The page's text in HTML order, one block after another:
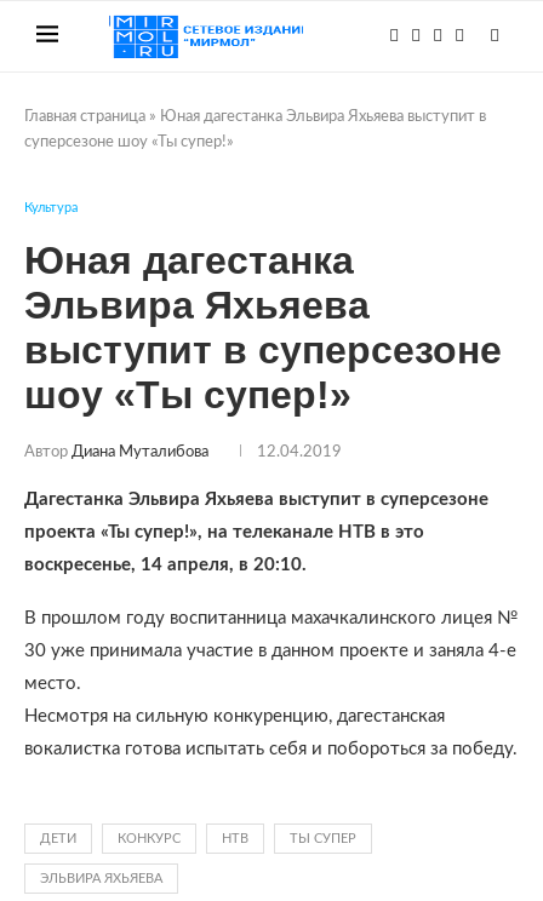
Главная страница » Юная дагестанка Эльвира Яхьяева выступит в
суперсезоне шоу «Ты супер!»
Культура
Юная дагестанка
Эльвира Яхьяева
выступит в суперсезоне
шоу «Ты супер!»
Автор Диана Муталибова 12.04.2019
Дагестанка Эльвира Яхьяева выступит в суперсезоне
проекта «Ты супер!», на телеканале НТВ в это
воскресенье, 14 апреля, в 20:10.
В прошлом году воспитанница махачкалинского лицея №
30 уже принимала участие в данном проекте и заняла 4-е
место.
Несмотря на сильную конкуренцию, дагестанская
вокалистка готова испытать себя и побороться за победу.
ДЕТИ КОНКУРС НТВ ТЫ СУПЕР
ЭЛЬВИРА ЯХЬЯЕВА